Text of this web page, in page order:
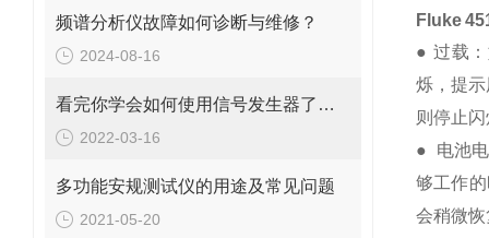
频谱分析仪故障如何诊断与维修？
2024-08-16
看完你学会如何使用信号发生器了吗？
2022-03-16
多功能安规测试仪的用途及常见问题
2021-05-20
Fluke
● 过载
烁，提
则停止
● 电池电
够工作
会稍微